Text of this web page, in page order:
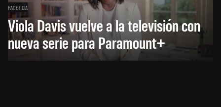
HACE 1 DÍA
Viola Davis vuelve a la televisión con
nueva serie para Paramount+